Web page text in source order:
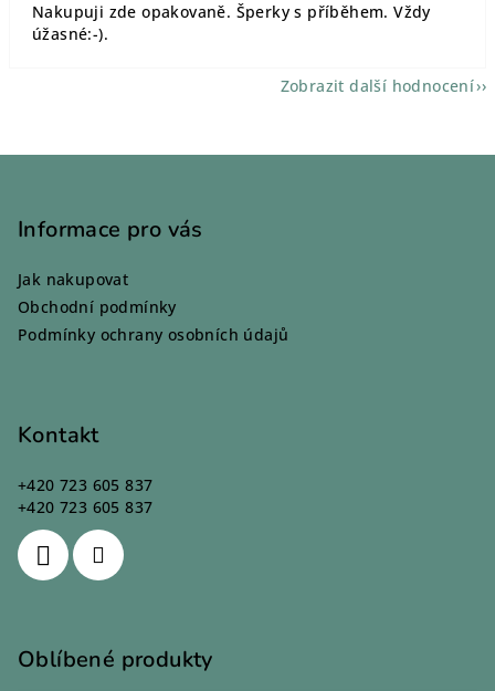
Nakupuji zde opakovaně. Šperky s příběhem. Vždy
úžasné:-).
Zobrazit další hodnocení
Informace pro vás
Jak nakupovat
Obchodní podmínky
Podmínky ochrany osobních údajů
Kontakt
+420 723 605 837
+420 723 605 837
Oblíbené produkty